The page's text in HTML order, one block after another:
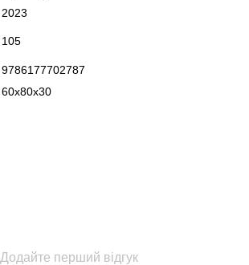
2023
105
9786177702787
60x80x30
Додайте перший відгук